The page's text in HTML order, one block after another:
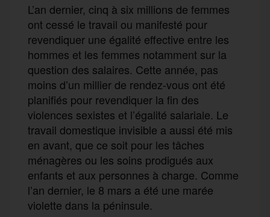
L’an dernier, cinq à six millions de femmes
ont cessé le travail ou manifesté pour
revendiquer une égalité effective entre les
hommes et les femmes notamment sur la
question des salaires. Cette année, pas
moins d’un millier de rendez-vous ont été
planifiés pour revendiquer la fin des
violences sexistes et l’égalité salariale. Le
travail domestique invisible a aussi été mis
en avant, que ce soit pour les tâches
ménagères ou les soins prodigués aux
enfants et aux personnes à charge. Comme
l’an dernier, le 8 mars a été une marée
violette dans la péninsule.